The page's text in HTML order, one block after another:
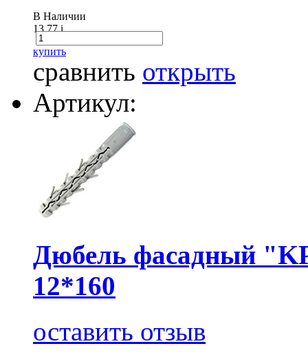
В Наличии
13.77i
купить
сравнить открыть
Артикул:
Дюбель фасадный
12*160
оставить отзыв